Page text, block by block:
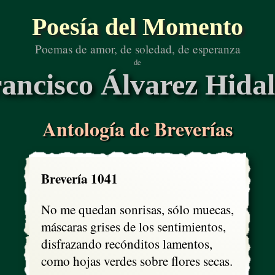
Poesía del Momento
Poemas de amor, de soledad, de esperanza
de
Álvarez
Antología de Breverías
Brevería 1041
No me quedan sonrisas, sólo muecas,
máscaras grises de los sentimientos,
disfrazando recónditos lamentos,
como hojas verdes sobre flores secas.